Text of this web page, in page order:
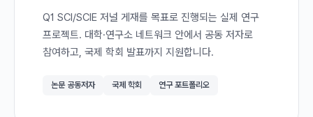
Q1 SCI/SCIE 저널 게재를 목표로 진행되는 실제 연구
프로젝트. 대학·연구소 네트워크 안에서 공동 저자로
참여하고, 국제 학회 발표까지 지원합니다.
논문 공동저자 국제 학회 연구 포트폴리오